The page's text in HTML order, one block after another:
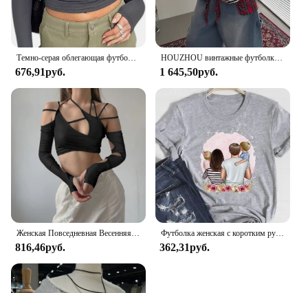
Темно-серая облегающая футболка с длинным рукавом для женщин
676,91руб.
HOUZHOU винтажные футболки с надписью Y2k, женские серые укороченные спортивные футболки, трикотаж, уличная одежда, топы с длинными рукавами в стиле хип-хоп, Blokecore
1 645,50руб.
Женская Повседневная Весенняя футболка, розовый топ с бретелькой через шею, готический Топ для девушек в стиле пэчворк с длинным рукавом, бандажные серые ажурные облегающие пуловеры, укороченные топы Y2k
816,46руб.
Футболка женская с коротким рукавом и графическим принтом, в стиле 90-х
362,31руб.